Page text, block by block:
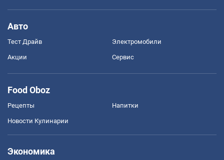
Авто
Тест Драйв Электромобили
Акции Сервис
Food Oboz
Рецепты Напитки
Новости Кулинарии
Экономика